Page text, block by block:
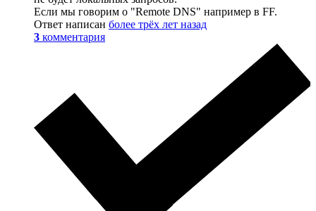
Если мы говорим о "Remote DNS" например в FF.
Ответ написан более трёх лет назад
3 комментария